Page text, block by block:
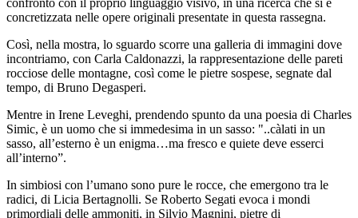
concretizzata nelle opere originali presentate in questa rassegna.
Così, nella mostra, lo sguardo scorre una galleria di immagini dove
incontriamo, con Carla Caldonazzi, la rappresentazione delle pareti
rocciose delle montagne, così come le pietre sospese, segnate dal
tempo, di Bruno Degasperi.
Mentre in Irene Leveghi, prendendo spunto da una poesia di Charles
Simic, è un uomo che si immedesima in un sasso: "..càlati in un
sasso, all’esterno è un enigma…ma fresco e quiete deve esserci
all’interno”.
In simbiosi con l’umano sono pure le rocce, che emergono tra le
radici, di Licia Bertagnolli. Se Roberto Segati evoca i mondi
primordiali delle ammoniti, in Silvio Magnini, pietre di